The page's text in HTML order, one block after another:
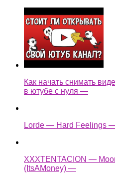
Как начать снимать
в ютубе с нуля —
Lorde — Hard Feelings
XXXTENTACION —
(ItsAMoney) —